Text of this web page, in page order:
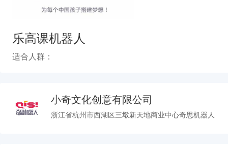
乐高课机器人
适合人群：
小奇文化创意有限公司
浙江省杭州市西湖区三墩新天地商业中心奇思机器人